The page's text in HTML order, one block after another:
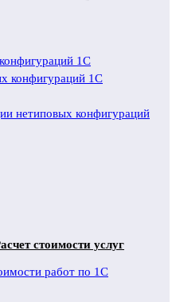
1С
конфигураций 1С
нетиповых конфигураций
стоимости услуг
работ по 1С